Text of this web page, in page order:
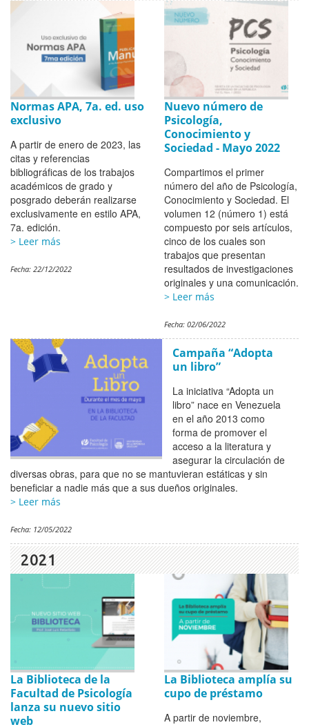
Normas APA, 7a. ed. uso
exclusivo
A partir de enero de 2023, las
citas y referencias
bibliográficas de los trabajos
académicos de grado y
posgrado deberán realizarse
exclusivamente en estilo APA,
7a. edición.
> Leer más
Fecha: 22/12/2022
Nuevo número de
Psicología,
Conocimiento y
Sociedad - Mayo 2022
Compartimos el primer
número del año de Psicología,
Conocimiento y Sociedad. El
volumen 12 (número 1) está
compuesto por seis artículos,
cinco de los cuales son
trabajos que presentan
resultados de investigaciones
originales y una comunicación.
> Leer más
Fecha: 02/06/2022
Campaña “Adopta
un libro”
La iniciativa “Adopta un
libro” nace en Venezuela
en el año 2013 como
forma de promover el
acceso a la literatura y
asegurar la circulación de
diversas obras, para que no se mantuvieran estáticas y sin
beneficiar a nadie más que a sus dueños originales.
> Leer más
Fecha: 12/05/2022
2021
La Biblioteca de la
Facultad de Psicología
lanza su nuevo sitio
web
La Biblioteca amplía su
cupo de préstamo
A partir de noviembre,